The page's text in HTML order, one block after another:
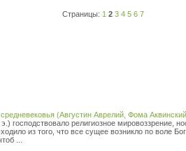
Страницы: 1 2 3 4 5 6 7
(Августин Аврелий, Фома
господствовало религиозное мировоззрение,
из того, что все сущее возникло по воле
...